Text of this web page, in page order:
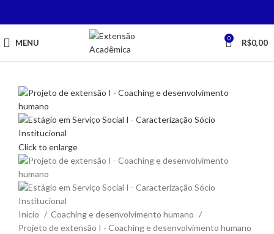
MENU 0 R$0,00
Click to enlarge
Início
Coaching e desenvolvimento humano
Projeto de extensão I - Coaching e desenvolvimento humano